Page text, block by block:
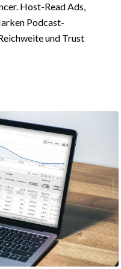
Host-Read Ads,
Podcast-
und Trust